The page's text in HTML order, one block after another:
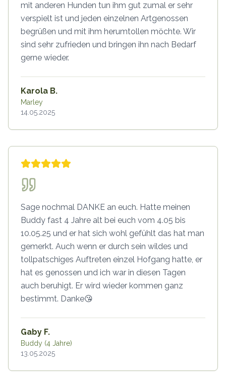
mit anderen Hunden tun ihm gut zumal er sehr
verspielt ist und jeden einzelnen Artgenossen
begrüßen und mit ihm herumtollen möchte. Wir
sind sehr zufrieden und bringen ihn nach Bedarf
gerne wieder.
Karola B.
Marley
14.05.2025
Sage nochmal DANKE an euch. Hatte meinen
Buddy fast 4 Jahre alt bei euch vom 4.05 bis
10.05.25 und er hat sich wohl gefühlt das hat man
gemerkt. Auch wenn er durch sein wildes und
tollpatschiges Auftreten einzel Hofgang hatte, er
hat es genossen und ich war in diesen Tagen
auch beruhigt. Er wird wieder kommen ganz
bestimmt. Danke😘
Gaby F.
Buddy (4 Jahre)
13.05.2025